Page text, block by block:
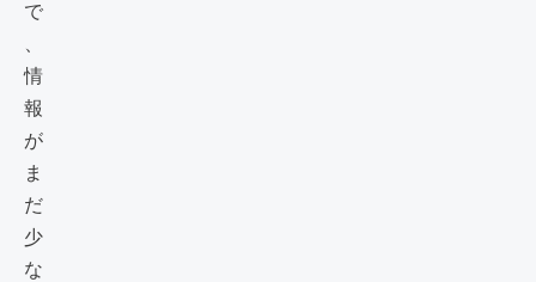
で
、
情
報
が
ま
だ
少
な